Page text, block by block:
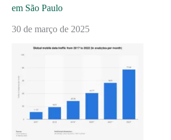
em São Paulo
30 de março de 2025